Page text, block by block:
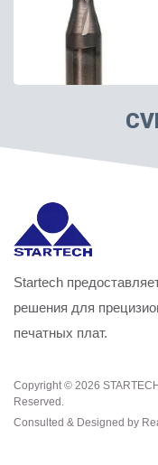
Startech
решения для
печатных плат.
Copyright © 2026
Reserved.
Consulted & Designed by